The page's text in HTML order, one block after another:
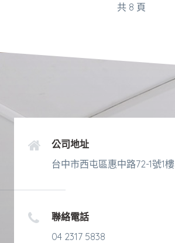
共 8 頁
公司地址
台中市西屯區惠中路72-1號1樓
聯絡電話
04 2317 5838